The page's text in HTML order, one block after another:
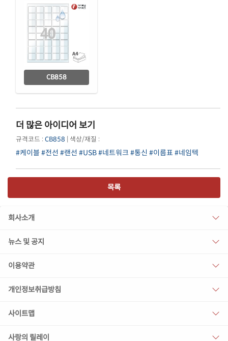
CB858
더 많은 아이디어 보기
규격코드 : CB858 | 색상/재질 :
#케이블 #전선 #랜선 #USB#네트워크 #통신 #이름표 #네임텍
목록
회사소개
뉴스 및 공지
이용약관
개인정보취급방침
사이트맵
사랑의 릴레이